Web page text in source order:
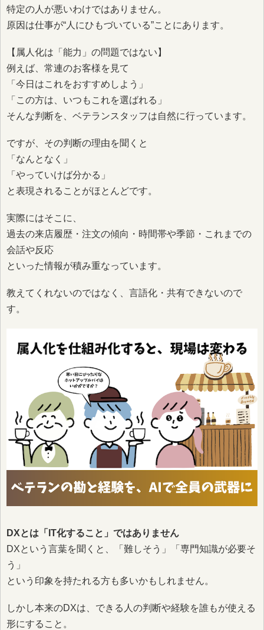
特定の人が悪いわけではありません。
原因は仕事が“人にひもづいている”ことにあります。
【属人化は「能力」の問題ではない】
例えば、常連のお客様を見て
「今日はこれをおすすめしよう」
「この方は、いつもこれを選ばれる」
そんな判断を、ベテランスタッフは自然に行っています。
ですが、その判断の理由を聞くと
「なんとなく」
「やっていけば分かる」
と表現されることがほとんどです。
実際にはそこに、
過去の来店履歴・注文の傾向・時間帯や季節・これまでの
会話や反応
といった情報が積み重なっています。
教えてくれないのではなく、言語化・共有できないので
す。
DXとは「IT化すること」ではありません
DXという言葉を聞くと、「難しそう」「専門知識が必要そ
う」
という印象を持たれる方も多いかもしれません。
しかし本来のDXは、できる人の判断や経験を誰もが使える
形にすること。